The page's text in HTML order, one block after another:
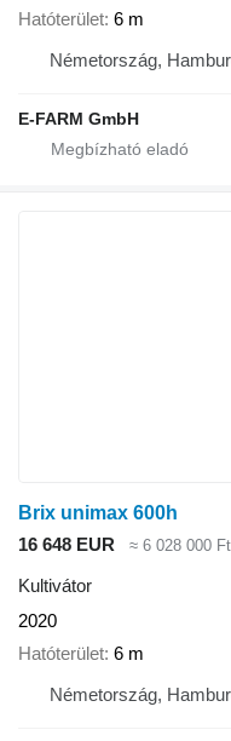
Hatóterület 6 m
Németország,
E-FARM GmbH
Brix unimax 600h
16 648 EUR
≈ 6 028 000 Ft
Kultivátor
2020
Hatóterület 6 m
Németország,